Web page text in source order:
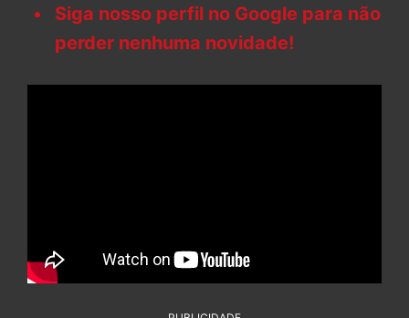
Siga nosso perfil no Google para não
perder nenhuma novidade!